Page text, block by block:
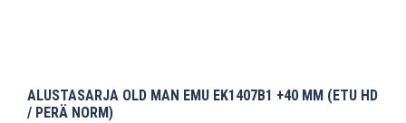
ALUSTASARJA OLD MAN EMU EK1407B1 +40 MM (ETU HD
/ PERÄ NORM)